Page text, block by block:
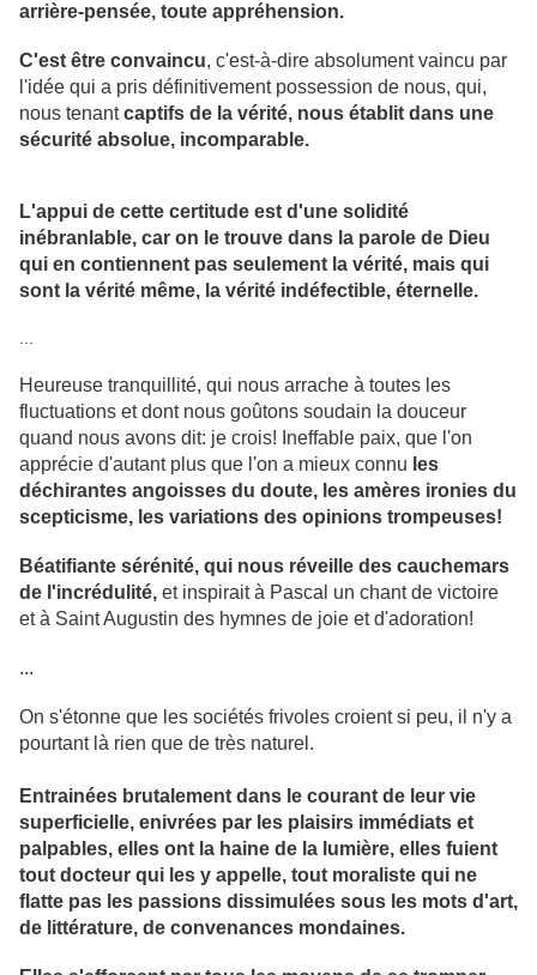
arrière-pensée, toute appréhension.
C'est être convaincu, c'est-à-dire absolument vaincu par
l'idée qui a pris définitivement possession de nous, qui,
nous tenantcaptifs de la vérité, nous établit dans une
sécurité absolue, incomparable.
L'appui de cette certitude est d'une solidité
inébranlable, car on le trouve dans la parole de Dieu
qui en contiennent pas seulement la vérité, mais qui
sont la vérité même, la vérité indéfectible, éternelle.
Heureuse tranquillité, qui nous arrache à toutes les
fluctuations et dont nous goûtons soudain la douceur
quand nous avons dit: je crois! Ineffable paix, que l'on
apprécie d'autant plus que l'on a mieux connu les
déchirantes angoisses du doute, les amères ironies du
scepticisme, les variations des opinions trompeuses!
Béatifiante sérénité, qui nous réveille des cauchemars
de l'incrédulité, et inspirait à Pascal un chant de victoire
et à Saint Augustin des hymnes de joie et d'adoration!
...
On s'étonne que les sociétés frivoles croient si peu, il n'y a
pourtant là rien que de très naturel.
Entrainées brutalement dans le courant de leur vie
superficielle, enivrées par les plaisirs immédiats et
palpables, elles ont la haine de la lumière, elles fuient
tout docteur qui les y appelle, tout moraliste qui ne
flatte pas les passions dissimulées sous les mots d'art,
de littérature, de convenances mondaines.